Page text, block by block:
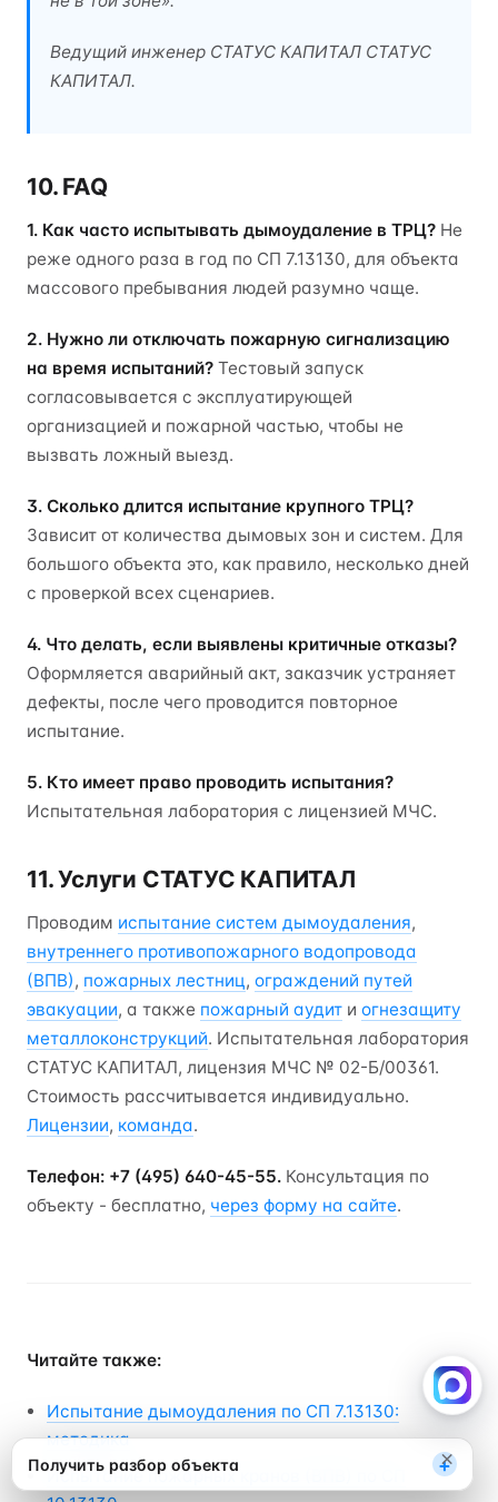
Ведущий инженер СТАТУС КАПИТАЛ СТАТУС
КАПИТАЛ.
10. FAQ
1. Как часто испытывать дымоудаление в ТРЦ? Не
реже одного раза в год по СП 7.13130, для объекта
массового пребывания людей разумно чаще.
2. Нужно ли отключать пожарную сигнализацию
на время испытаний? Тестовый запуск
согласовывается с эксплуатирующей
организацией и пожарной частью, чтобы не
вызвать ложный выезд.
3. Сколько длится испытание крупного ТРЦ?
Зависит от количества дымовых зон и систем. Для
большого объекта это, как правило, несколько дней
с проверкой всех сценариев.
4. Что делать, если выявлены критичные отказы?
Оформляется аварийный акт, заказчик устраняет
дефекты, после чего проводится повторное
испытание.
5. Кто имеет право проводить испытания?
Испытательная лаборатория с лицензией МЧС.
11. Услуги СТАТУС КАПИТАЛ
Проводим испытание систем дымоудаления,
внутреннего противопожарного водопровода
(ВПВ), пожарных лестниц, ограждений путей
эвакуации, а также пожарный аудит и огнезащиту
металлоконструкций. Испытательная лаборатория
СТАТУС КАПИТАЛ, лицензия МЧС № 02-Б/00361.
Стоимость рассчитывается индивидуально.
Лицензии, команда.
Телефон: +7 (495) 640-45-55. Консультация по
объекту - бесплатно, через форму на сайте.
Читайте также:
Испытание дымоудаления по СП 7.13130:
методика
Испытание пожарных кранов (ВПВ) по СП
×
Получить разбор объекта +
Один разбор в неделю: изменения нормативов
«Отписаться» — в любой момент.